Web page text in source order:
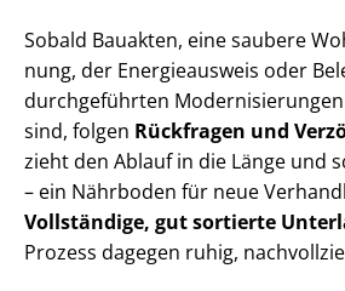
Sobald Bauakten, eine saubere
nung, der Energieausweis oder
durchgeführten
sind, folgen Rückfragen und
zieht den Ablauf in die Länge und
– ein Nährboden für neue
Vollständige, gut sortierte
Prozess dagegen ruhig,